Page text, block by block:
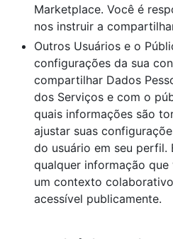
Marketplace. Você é
nos instruir a
Outros Usuários e o
configurações da sua
compartilhar Dados
dos Serviços e com o
quais informações são
ajustar suas
do usuário em seu perfil.
qualquer informação
um contexto
acessível publicamente.